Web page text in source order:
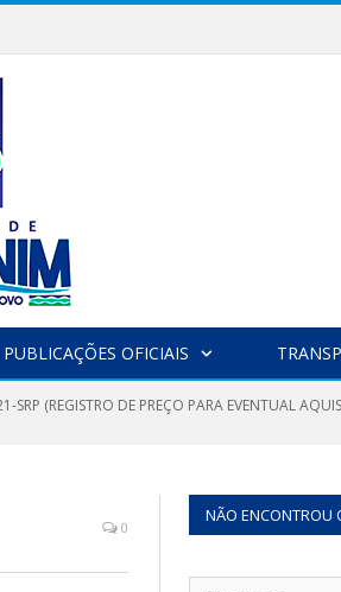
PUBLICAÇÕES OFICIAIS
SRP (REGISTRO DE PREÇO PARA EVENTUAL
0
NÃO ENCONTROU